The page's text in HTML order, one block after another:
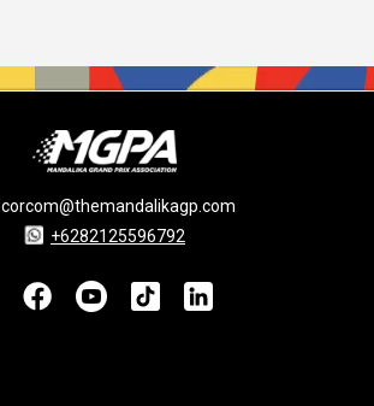
corcom@themandalikagp.com
+6282125596792